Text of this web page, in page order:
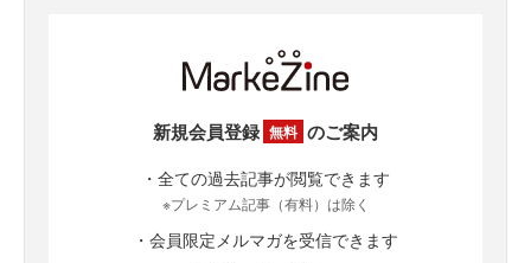
新規会員登録 無料 のご案内
・全ての過去記事が閲覧できます
※プレミアム記事（有料）は除く
・会員限定メルマガを受信できます